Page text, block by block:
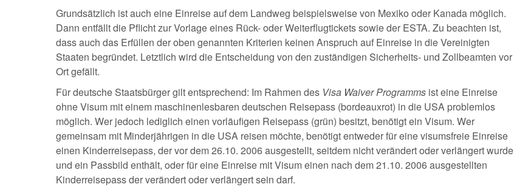
Grundsätzlich ist auch eine Einreise auf dem Landweg beispielsweise von Mexiko oder Kanada möglich.
Dann entfällt die Pflicht zur Vorlage eines Rück- oder Weiterflugtickets sowie der ESTA. Zu beachten ist,
dass auch das Erfüllen der oben genannten Kriterien keinen Anspruch auf Einreise in die Vereinigten
Staaten begründet. Letztlich wird die Entscheidung von den zuständigen Sicherheits- und Zollbeamten vor
Ort gefällt.
Für deutsche Staatsbürger gilt entsprechend: Im Rahmen des Visa Waiver Programms ist eine Einreise
ohne Visum mit einem maschinenlesbaren deutschen Reisepass (bordeauxrot) in die USA problemlos
möglich. Wer jedoch lediglich einen vorläufigen Reisepass (grün) besitzt, benötigt ein Visum. Wer
gemeinsam mit Minderjährigen in die USA reisen möchte, benötigt entweder für eine visumsfreie Einreise
einen Kinderreisepass, der vor dem 26.10. 2006 ausgestellt, seitdem nicht verändert oder verlängert wurde
und ein Passbild enthält, oder für eine Einreise mit Visum einen nach dem 21.10. 2006 ausgestellten
Kinderreisepass der verändert oder verlängert sein darf.